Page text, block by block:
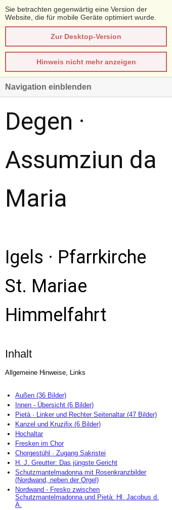
Sie betrachten gegenwärtig eine Version der
Website, die für mobile Geräte optimiert wurde.
Zur Desktop-Version
Hinweis nicht mehr anzeigen
Navigation einblenden
Degen ·
Assumziun da
Maria
Igels · Pfarrkirche
St. Mariae
Himmelfahrt
Inhalt
Allgemeine Hinweise, Links
Außen (36 Bilder)
Innen - Übersicht (6 Bilder)
Pietà · Linker und Rechter Seitenaltar (47 Bilder)
Kanzel und Kruzifix (6 Bilder)
Hochaltar
Fresken im Chor
Chorgestühl · Zugang Sakristei
H. J. Greutter: Das jüngste Gericht
Schutzmantelmadonna mit Rosenkranzbilder
(Nordwand, neben der Orgel)
Nordwand - Fresko zwischen
Schutzmantelmadonna und Pietà: Hl. Jacobus d.
Ä.